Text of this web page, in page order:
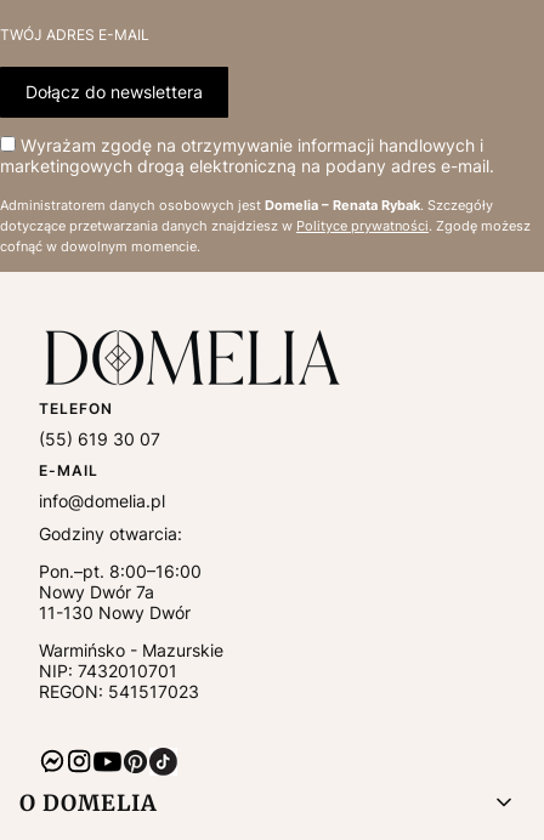
TWÓJ ADRES E-MAIL
Dołącz do newslettera
Wyrażam zgodę na otrzymywanie informacji handlowych i
marketingowych drogą elektroniczną na podany adres e-mail.
Administratorem danych osobowych jest Domelia – Renata Rybak. Szczegóły
dotyczące przetwarzania danych znajdziesz w Polityce prywatności. Zgodę możesz
cofnąć w dowolnym momencie.
TELEFON
(55) 619 30 07
E-MAIL
info@domelia.pl
Godziny otwarcia:
Pon.–pt. 8:00–16:00
Nowy Dwór 7a
11-130 Nowy Dwór
Warmińsko - Mazurskie
NIP: 7432010701
REGON: 541517023
Linki w stopce
O DOMELIA